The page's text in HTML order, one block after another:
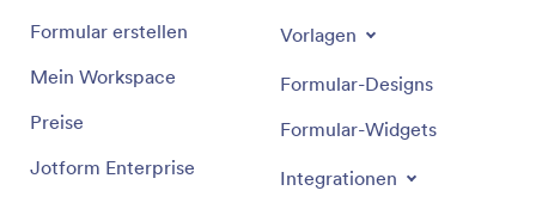
Formular erstellen
Mein Workspace
Preise
Jotform Enterprise
Vorlagen
Formular-Designs
Formular-Widgets
Integrationen